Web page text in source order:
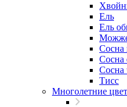
Ель
Ель
Сосна
Сосна
Сосна
Тисс
Многолетние